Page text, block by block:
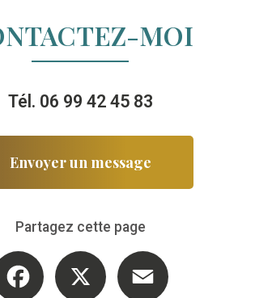
MOI
Tél. 06 99 42 45 83
Envoyer un message
Partagez cette page
Facebook